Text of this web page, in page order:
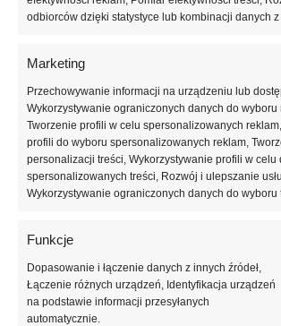
odbiorców dzięki statystyce lub kombinacji danych z
Marketing
Przechowywanie informacji na urządzeniu lub
Wykorzystywanie ograniczonych danych do wyboru
Tworzenie profili w celu spersonalizowanych
profili do wyboru spersonalizowanych reklam,
personalizacji treści, Wykorzystywanie profili w celu
spersonalizowanych treści, Rozwój i ulepszanie
Wykorzystywanie ograniczonych danych do wyboru
Funkcje
Dopasowanie i łączenie danych z innych źródeł,
Łączenie różnych urządzeń, Identyfikacja urządzeń
na podstawie informacji przesyłanych
automatycznie.
górnych formach lub szablonach. Dzięki średniej
Informacje dodatkowe
Opinie (0)
Podobne produkty